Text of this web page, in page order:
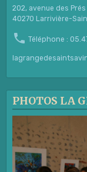
202, avenue des Prés
40270 Larrivière-
Téléphone :
PHOTOS LA